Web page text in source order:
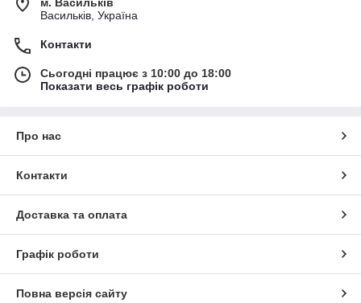
Васильків, Україна
Контакти
Сьогодні працює з 10:00 до 18:00
Показати весь графік роботи
Про нас
Контакти
Доставка та оплата
Графік роботи
Повна версія сайту